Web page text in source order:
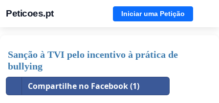
Peticoes.pt Iniciar uma Petição
Sanção à TVI pelo incentivo à prática de
bullying
Compartilhe no Facebook (1)